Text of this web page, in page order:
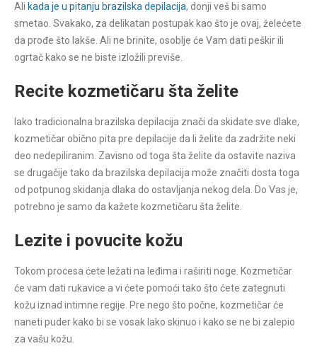
Ali kada je u pitanju brazilska depilacija, donji veš bi samo
smetao. Svakako, za delikatan postupak kao što je ovaj, želećete
da prođe što lakše. Ali ne brinite, osoblje će Vam dati peškir ili
ogrtač kako se ne biste izložili previše.
Recite kozmetičaru šta želite
Iako tradicionalna brazilska depilacija znači da skidate sve dlake,
kozmetičar obično pita pre depilacije da li želite da zadržite neki
deo nedepiliranim. Zavisno od toga šta želite da ostavite naziva
se drugačije tako da brazilska depilacija može značiti dosta toga
od potpunog skidanja dlaka do ostavljanja nekog dela. Do Vas je,
potrebno je samo da kažete kozmetičaru šta želite.
Lezite i povucite kožu
Tokom procesa ćete ležati na leđima i raširiti noge. Kozmetičar
će vam dati rukavice a vi ćete pomoći tako što ćete zategnuti
kožu iznad intimne regije. Pre nego što počne, kozmetičar će
naneti puder kako bi se vosak lako skinuo i kako se ne bi zalepio
za vašu kožu.